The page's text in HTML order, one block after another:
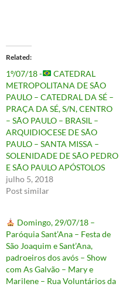
Related
1º/07/18 -
CATEDRAL
METROPOLITANA DE SÃO
PAULO – CATEDRAL DA SÉ –
PRAÇA DA SÉ, S/N, CENTRO
– SÃO PAULO – BRASIL –
ARQUIDIOCESE DE SÃO
PAULO – SANTA MISSA –
SOLENIDADE DE SÃO PEDRO
E SÃO PAULO APÓSTOLOS
julho 5, 2018
Post similar
Domingo, 29/07/18 –
Paróquia Sant’Ana – Festa de
São Joaquim e Sant’Ana,
padroeiros dos avós – Show
com As Galvão – Mary e
Marilene – Rua Voluntários da